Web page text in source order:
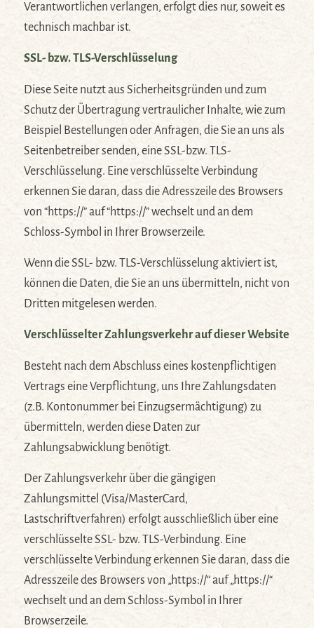
Verantwortlichen verlangen, erfolgt dies nur, soweit es
technisch machbar ist.
SSL- bzw. TLS-Verschlüsselung
Diese Seite nutzt aus Sicherheitsgründen und zum
Schutz der Übertragung vertraulicher Inhalte, wie zum
Beispiel Bestellungen oder Anfragen, die Sie an uns als
Seitenbetreiber senden, eine SSL-bzw. TLS-
Verschlüsselung. Eine verschlüsselte Verbindung
erkennen Sie daran, dass die Adresszeile des Browsers
von “https://” auf “https://” wechselt und an dem
Schloss-Symbol in Ihrer Browserzeile.
Wenn die SSL- bzw. TLS-Verschlüsselung aktiviert ist,
können die Daten, die Sie an uns übermitteln, nicht von
Dritten mitgelesen werden.
Verschlüsselter Zahlungsverkehr auf dieser Website
Besteht nach dem Abschluss eines kostenpflichtigen
Vertrags eine Verpflichtung, uns Ihre Zahlungsdaten
(z.B. Kontonummer bei Einzugsermächtigung) zu
übermitteln, werden diese Daten zur
Zahlungsabwicklung benötigt.
Der Zahlungsverkehr über die gängigen
Zahlungsmittel (Visa/MasterCard,
Lastschriftverfahren) erfolgt ausschließlich über eine
verschlüsselte SSL- bzw. TLS-Verbindung. Eine
verschlüsselte Verbindung erkennen Sie daran, dass die
Adresszeile des Browsers von „https://“ auf „https://“
wechselt und an dem Schloss-Symbol in Ihrer
Browserzeile.